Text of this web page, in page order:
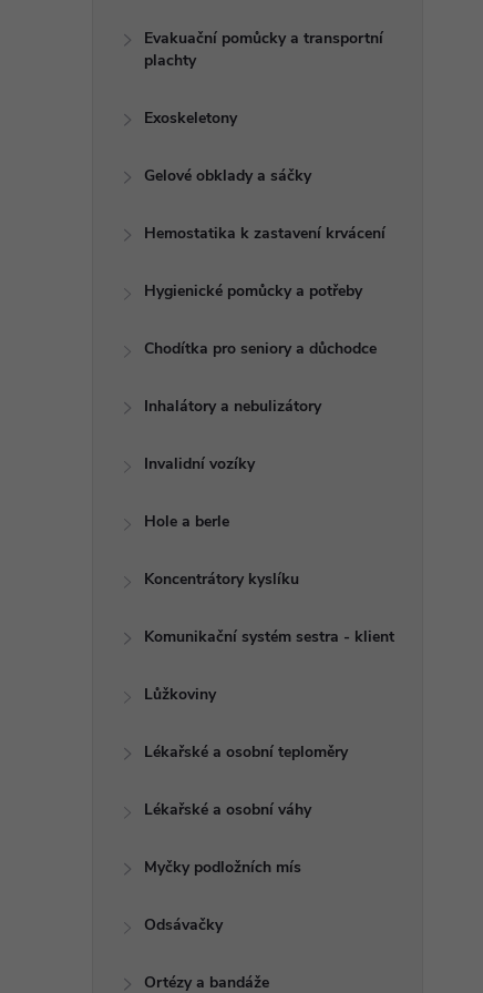
Evakuační pomůcky a transportní
plachty
Exoskeletony
Gelové obklady a sáčky
Hemostatika k zastavení krvácení
Hygienické pomůcky a potřeby
Chodítka pro seniory a důchodce
Inhalátory a nebulizátory
Invalidní vozíky
Hole a berle
Koncentrátory kyslíku
Komunikační systém sestra - klient
Lůžkoviny
Lékařské a osobní teploměry
Lékařské a osobní váhy
Myčky podložních mís
Odsávačky
Ortézy a bandáže